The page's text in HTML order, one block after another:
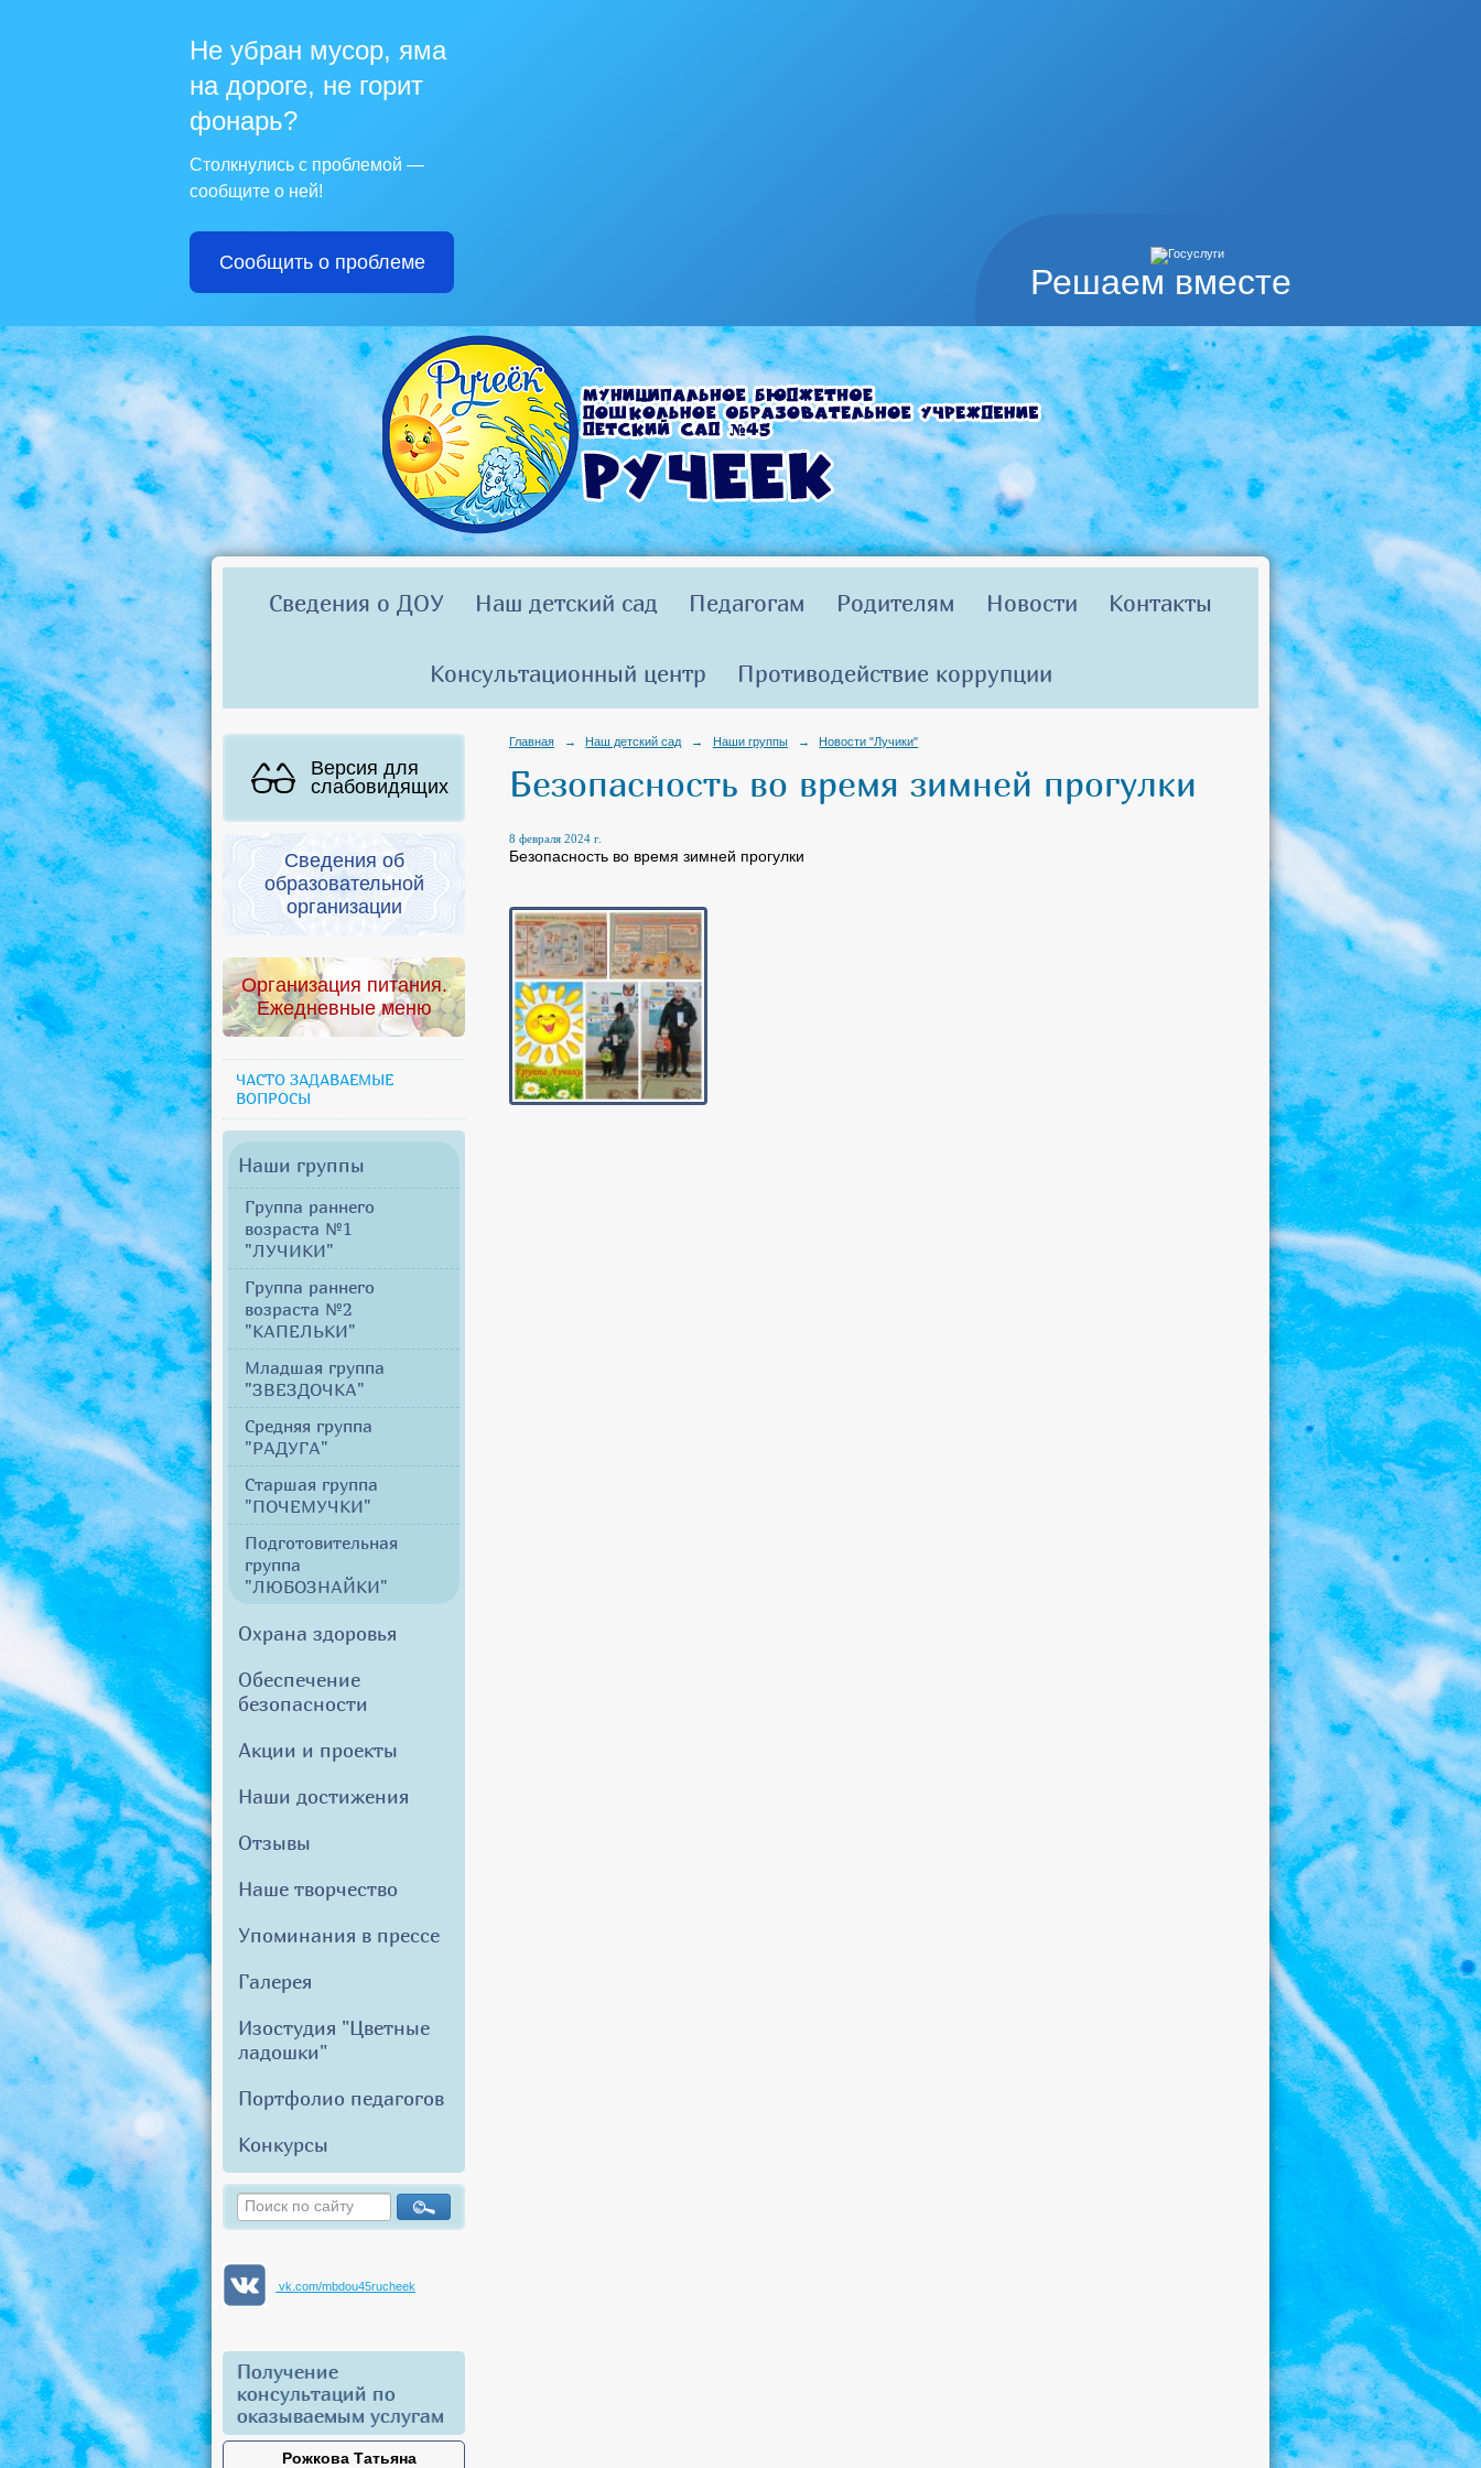
Решаем вместе
Не убран мусор, яма
на дороге, не горит
фонарь?
Столкнулись с проблемой —
сообщите о ней!
Сообщить о проблеме
Сведения о ДОУ Наш детский сад Педагогам Родителям Новости Контакты
Консультационный центр Противодействие коррупции
Версия для
слабовидящих
Сведения об
образовательной
организации
Организация питания.
Ежедневные меню
ЧАСТО ЗАДАВАЕМЫЕ
ВОПРОСЫ
Наши группы
Группа раннего
возраста №1
"ЛУЧИКИ"
Группа раннего
возраста №2
"КАПЕЛЬКИ"
Младшая группа
"ЗВЕЗДОЧКА"
Средняя группа
"РАДУГА"
Старшая группа
"ПОЧЕМУЧКИ"
Подготовительная
группа
"ЛЮБОЗНАЙКИ"
Охрана здоровья
Обеспечение
безопасности
Акции и проекты
Наши достижения
Отзывы
Наше творчество
Упоминания в прессе
Галерея
Изостудия "Цветные
ладошки"
Портфолио педагогов
Конкурсы
vk.com/mbdou45rucheek
Получение
консультаций по
оказываемым услугам
Рожкова Татьяна
Главная → Наш детский сад → Наши группы → Новости "Лучики"
Безопасность во время зимней прогулки
8 февраля 2024 г.
Безопасность во время зимней прогулки